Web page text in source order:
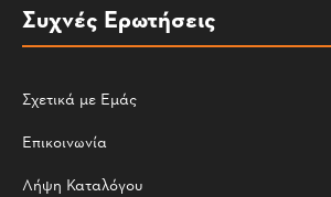
Συχνές Ερωτήσεις
Σχετικά με Εμάς
Επικοινωνία
Λήψη Καταλόγου